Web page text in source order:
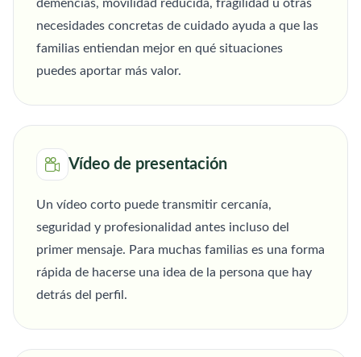
demencias, movilidad reducida, fragilidad u otras
necesidades concretas de cuidado ayuda a que las
familias entiendan mejor en qué situaciones
puedes aportar más valor.
Vídeo de presentación
Un vídeo corto puede transmitir cercanía,
seguridad y profesionalidad antes incluso del
primer mensaje. Para muchas familias es una forma
rápida de hacerse una idea de la persona que hay
detrás del perfil.